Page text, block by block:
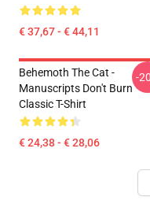
€ 37,67 - € 44,11
Behemoth The Cat -
Manuscripts Don't Burn
Classic T-Shirt
€ 24,38 - € 28,06
-